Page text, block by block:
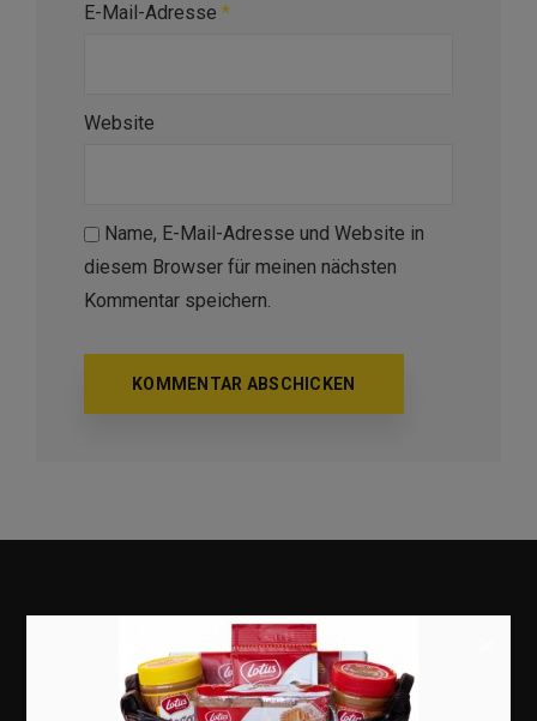
E-Mail-Adresse *
Website
Name, E-Mail-Adresse und Website in
diesem Browser für meinen nächsten
Kommentar speichern.